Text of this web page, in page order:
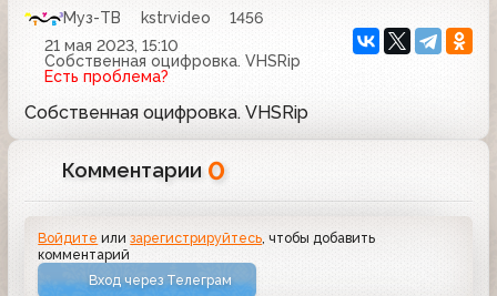
Муз-ТВ kstrvideo
1456
21 мая 2023, 15:10
Собственная оцифровка. VHSRip
Есть проблема?
Собственная оцифровка. VHSRip
Комментарии 0
Войдите илизарегистрируйтесь , чтобы добавить
комментарий
Вход через Телеграм